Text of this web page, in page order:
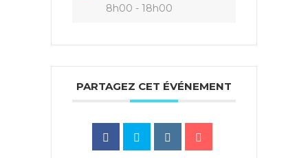
8h00 - 18h00
PARTAGEZ CET ÉVÉNEMENT